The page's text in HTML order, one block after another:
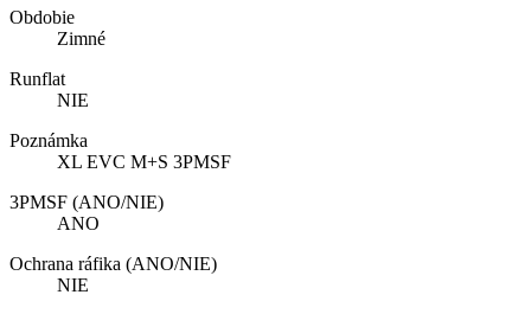
Obdobie
Zimné
Runflat
NIE
Poznámka
XL EVC M+S 3PMSF
3PMSF (ANO/NIE)
ANO
Ochrana ráfika (ANO/NIE)
NIE